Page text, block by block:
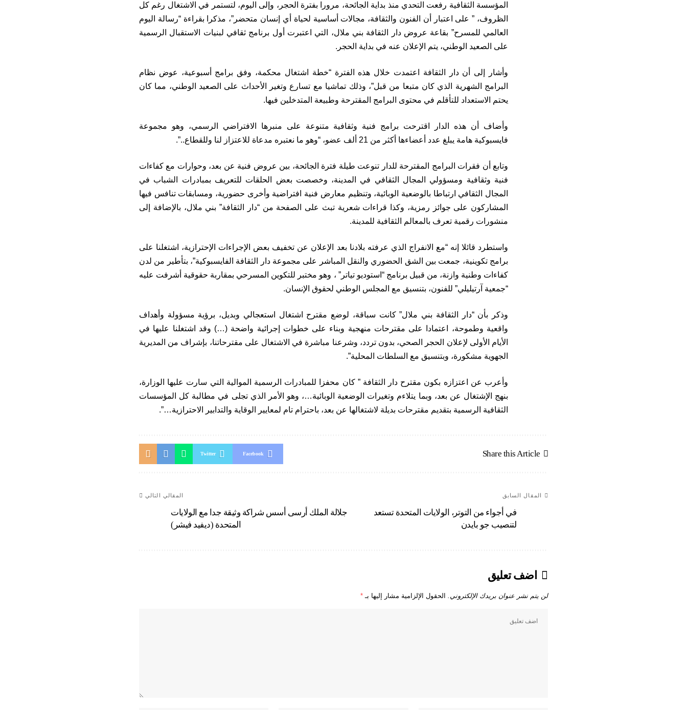
المؤسسة الثقافية رفعت التحدي منذ بداية الجائحة، مرورا بفترة الحجر، وإلى اليوم، لتستمر في الاشتغال رغم كل
الظروف، ” على اعتبار أن الفنون والثقافة، مجالات أساسية لحياة أي إنسان متحضر”، مذكرا بقراءة “رسالة اليوم
العالمي للمسرح” بقاعة عروض دار الثقافة بني ملال، التي اعتبرت أول برنامج ثقافي لبنيات الاستقبال الرسمية
على الصعيد الوطني، يتم الإعلان عنه في بداية الحجر.
وأشار إلى أن دار الثقافة اعتمدت خلال هذه الفترة “خطة اشتغال محكمة، وفق برامج أسبوعية، عوض نظام
البرامج الشهرية الذي كان متبعا من قبل”، وذلك تماشيا مع تسارع وتغير الأحداث على الصعيد الوطني، مما كان
يحتم الاستعداد للتأقلم في محتوى البرامج المقترحة وطبيعة المتدخلين فيها.
وأضاف أن هذه الدار اقترحت برامج فنية وثقافية متنوعة على منبرها الافتراضي الرسمي، وهو مجموعة
فايسبوكية هامة يبلغ عدد أعضاءها أكثر من 21 ألف عضو، “وهو ما نعتبره مدعاة للاعتزاز لنا وللقطاع..”.
وتابع أن فقرات البرامج المقترحة للدار تنوعت طيلة فترة الجائحة، بين عروض فنية عن بعد، وحوارات مع كفاءات
فنية وثقافية ومسؤولي المجال الثقافي في المدينة، وخصصت بعض الحلقات للتعريف بمبادرات الشباب في
المجال الثقافي ارتباطا بالوضعية الوبائية، وتنظيم معارض فنية افتراضية وأخرى حضورية، ومسابقات تنافس فيها
المشاركون على جوائز رمزية، وكذا قراءات شعرية تبث على الصفحة من “دار الثقافة” بني ملال، بالإضافة إلى
منشورات رقمية تعرف بالمعالم الثقافية للمدينة.
واستطرد قائلا إنه “مع الانفراج الذي عرفته بلادنا بعد الإعلان عن تخفيف بعض الإجراءات الإحترازية، اشتغلنا على
برامج تكوينية، جمعت بين الشق الحضوري والنقل المباشر على مجموعة دار الثقافة الفايسبوكية”، بتأطير من لدن
كفاءات وطنية وازنة، من قبيل برنامج “استوديو تياتر” ، وهو مختبر للتكوين المسرحي بمقاربة حقوقية أشرفت عليه
“جمعية آرتيليلي” للفنون، بتنسيق مع المجلس الوطني لحقوق الإنسان.
وذكر بأن “دار الثقافة بني ملال” كانت سباقة، لوضع مقترح اشتغال استعجالي وبديل، برؤية مسؤولة وأهداف
واقعية وطموحة، اعتمادا على مقترحات منهجية وبناء على خطوات إجرائية واضحة (…) وقد اشتغلنا عليها في
الأيام الأولى لإعلان الحجر الصحي، بدون تردد، وشرعنا مباشرة في الاشتغال على مقترحاتنا، بإشراف من المديرية
الجهوية مشكورة، وبتنسيق مع السلطات المحلية”.
وأعرب عن اعتزازه بكون مقترح دار الثقافة ” كان محفزا للمبادرات الرسمية الموالية التي سارت عليها الوزارة،
بنهج الإشتغال عن بعد، وبما يتلاءم وتغيرات الوضعية الوبائية…، وهو الأمر الذي تجلى في مطالبة كل المؤسسات
الثقافية الرسمية بتقديم مقترحات بديلة لاشتغالها عن بعد، باحترام تام لمعايير الوقاية والتدابير الاحترازية…”.
Share this Article
Facebook
Twitter
المقال السابق
في أجواء من التوتر، الولايات المتحدة تستعد
لتنصيب جو بايدن
المقالي التالي
جلالة الملك أرسى أسس شراكة وثيقة جدا مع الولايات
المتحدة (ديفيد فيشر)
اضف تعليق
لن يتم نشر عنوان بريدك الإلكتروني. الحقول الإلزامية مشار إليها بـ *